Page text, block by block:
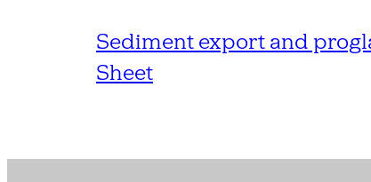
Sediment export and
Sheet